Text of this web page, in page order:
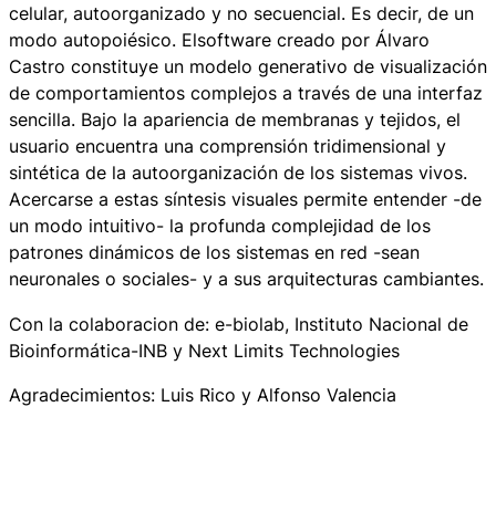
celular, autoorganizado y no secuencial. Es decir, de un
modo autopoiésico. Elsoftware creado por Álvaro
Castro constituye un modelo generativo de visualización
de comportamientos complejos a través de una interfaz
sencilla. Bajo la apariencia de membranas y tejidos, el
usuario encuentra una comprensión tridimensional y
sintética de la autoorganización de los sistemas vivos.
Acercarse a estas síntesis visuales permite entender -de
un modo intuitivo- la profunda complejidad de los
patrones dinámicos de los sistemas en red -sean
neuronales o sociales- y a sus arquitecturas cambiantes.
Con la colaboracion de: e-biolab, Instituto Nacional de
Bioinformática-INB y Next Limits Technologies
Agradecimientos: Luis Rico y Alfonso Valencia